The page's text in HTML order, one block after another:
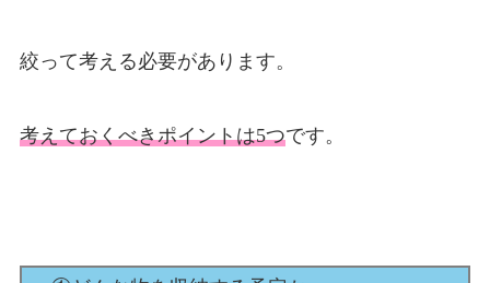
絞って考える必要があります。
考えておくべきポイントは5つです。